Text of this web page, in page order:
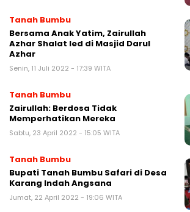
Tanah Bumbu
Bersama Anak Yatim, Zairullah
Azhar Shalat Ied di Masjid Darul
Azhar
Senin, 11 Juli 2022 - 17:39 WITA
Tanah Bumbu
Zairullah: Berdosa Tidak
Memperhatikan Mereka
Sabtu, 23 April 2022 - 15:05 WITA
Tanah Bumbu
Bupati Tanah Bumbu Safari di Desa
Karang Indah Angsana
Jumat, 22 April 2022 - 19:06 WITA